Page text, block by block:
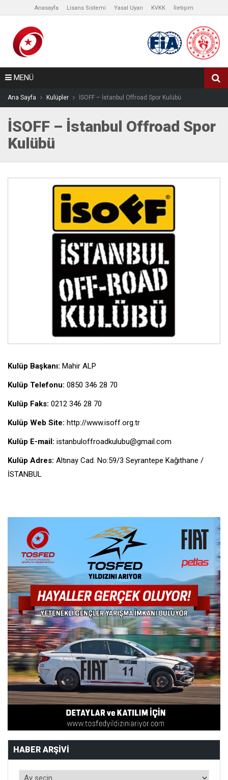
Anasayfa Lisans Sistemi Yasal Uyarı KVKK İletişim
MENÜ
Ana Sayfa Kulüpler İSOFF – İstanbul Offroad Spor Kulübü
İSOFF – İstanbul Offroad Spor
Kulübü
Kulüp Başkanı: Mahir ALP
Kulüp Telefonu: 0850 346 28 70
Kulüp Faks: 0212 346 28 70
Kulüp Web Site: http://www.isoff.org.tr
Kulüp E-mail: istanbuloffroadkulubu@gmail.com
Kulüp Adres: Altınay Cad. No:59/3 Seyrantepe Kağıthane /
İSTANBUL
HABER ARŞIVI